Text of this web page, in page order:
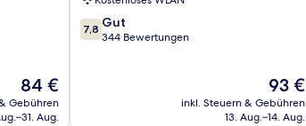
Der
Preis
beträgt
84 €
Gebühren
Aug.
7.8
von
7,8 Gut
344 Bewertungen
Der
Preis
beträgt
93 €
inkl. Steuern & Gebühren
13. Aug.–14. Aug.